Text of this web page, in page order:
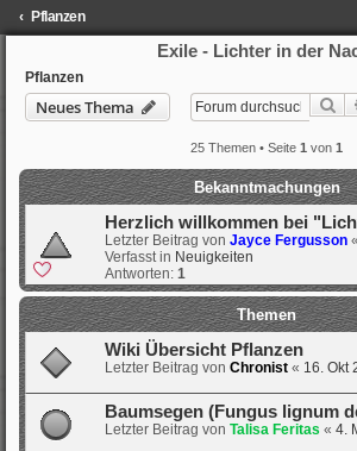
Pflanzen
Exile - Lichter in der
Pflanzen
Neues Thema
25 Themen • Seite 1 von 1
Bekanntmachungen
Herzlich willkommen bei
Letzter Beitrag von Jayce Fergusson «
Verfasst in Neuigkeiten
Antworten: 1
Themen
Wiki Übersicht Pflanzen
Letzter Beitrag von Chronist « 16. Okt
Baumsegen (Fungus lignum
Letzter Beitrag von Talisa Feritas « 4.